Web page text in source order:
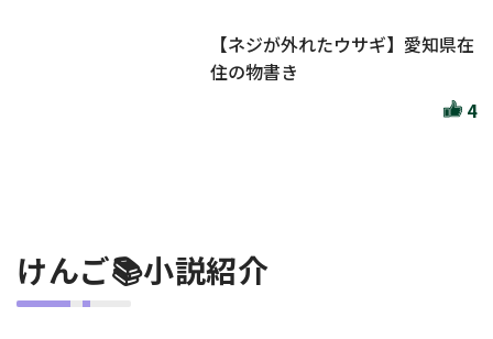
【ネジが外れたウサギ】愛知県在
住の物書き
4
けんご📚小説紹介